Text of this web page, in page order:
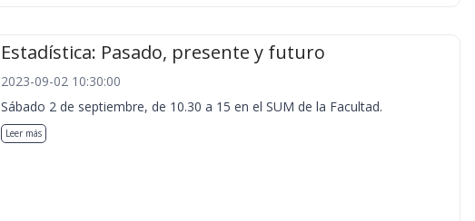
Estadística: Pasado, presente y futuro
2023-09-02 10:30:00
Sábado 2 de septiembre, de 10.30 a 15 en el SUM de la Facultad.
Leer más